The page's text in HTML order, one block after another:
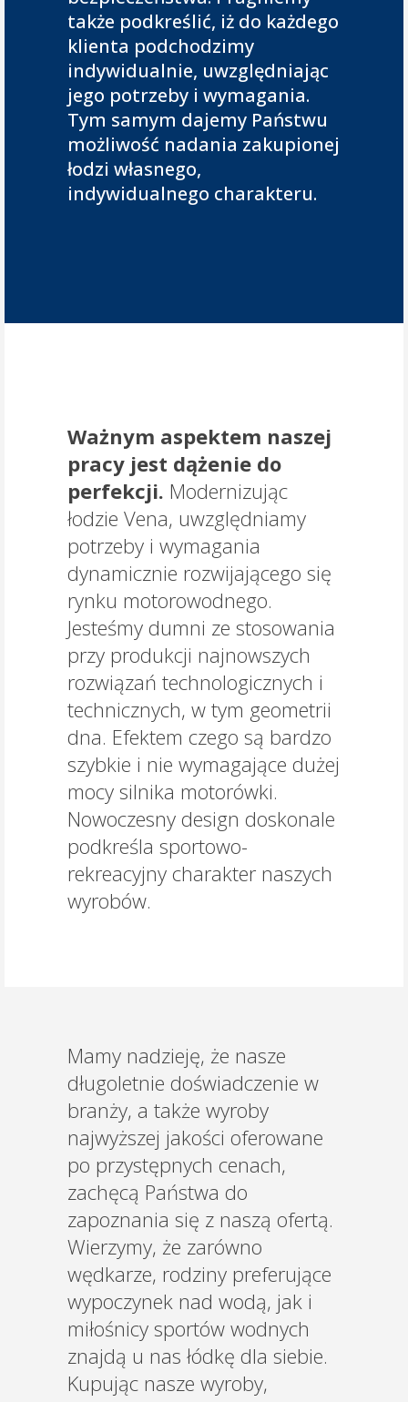
także podkreślić, iż do każdego
klienta podchodzimy
indywidualnie, uwzględniając
jego potrzeby i wymagania.
Tym samym dajemy Państwu
możliwość nadania zakupionej
łodzi własnego,
indywidualnego charakteru.
Ważnym aspektem naszej
pracy jest dążenie do
perfekcji. Modernizując
łodzie Vena, uwzględniamy
potrzeby i wymagania
dynamicznie rozwijającego się
rynku motorowodnego.
Jesteśmy dumni ze stosowania
przy produkcji najnowszych
rozwiązań technologicznych i
technicznych, w tym geometrii
dna. Efektem czego są bardzo
szybkie i nie wymagające dużej
mocy silnika motorówki.
Nowoczesny design doskonale
podkreśla sportowo-
rekreacyjny charakter naszych
wyrobów.
Mamy nadzieję, że nasze
długoletnie doświadczenie w
branży, a także wyroby
najwyższej jakości oferowane
po przystępnych cenach,
zachęcą Państwa do
zapoznania się z naszą ofertą.
Wierzymy, że zarówno
wędkarze, rodziny preferujące
wypoczynek nad wodą, jak i
miłośnicy sportów wodnych
znajdą u nas łódkę dla siebie.
Kupując nasze wyroby,